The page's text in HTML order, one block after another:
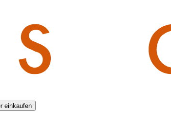
einkaufen